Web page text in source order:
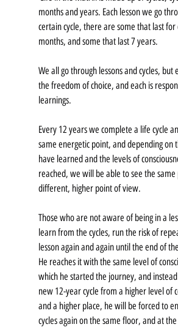
months and years. Each lesson we go
certain cycle, there are some that last for
months, and some that last 7 years.
We all go through lessons and cycles, but
the freedom of choice, and each is
learnings.
Every 12 years we complete a life cycle
same energetic point, and depending on
have learned and the levels of
reached, we will be able to see the
different, higher point of view.
Those who are not aware of being in a
learn from the cycles, run the risk of
lesson again and again until the end of
He reaches it with the same level of
which he started the journey, and
new 12-year cycle from a higher level of
and a higher place, he will be forced to
cycles again on the same floor, and at